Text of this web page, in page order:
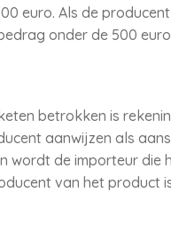
euro. Als de
onder de 500
betrokken is
aanwijzen als
wordt de importeur die
van het product